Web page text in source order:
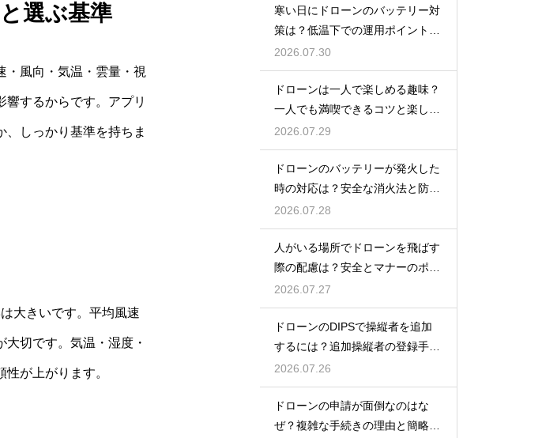
選ぶ基準
・風向・気温・雲量・視
するからです。アプリ
しっかり基準を持ちま
大きいです。平均風速
切です。気温・湿度・
が上がります。
寒い日にドローンのバッテリー対
策は？低温下での運用ポイントと
注意点
2026.07.30
ドローンは一人で楽しめる趣味？
一人でも満喫できるコツと楽しみ
方
2026.07.29
ドローンのバッテリーが発火した
時の対応は？安全な消火法と防止
策を解説
2026.07.28
人がいる場所でドローンを飛ばす
際の配慮は？安全とマナーのポイ
ント
2026.07.27
ドローンのDIPSで操縦者を追加
するには？追加操縦者の登録手順
を解説
2026.07.26
ドローンの申請が面倒なのはな
ぜ？複雑な手続きの理由と簡略化